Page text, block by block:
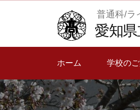
普通科/ラ
愛知
ホーム 学校の